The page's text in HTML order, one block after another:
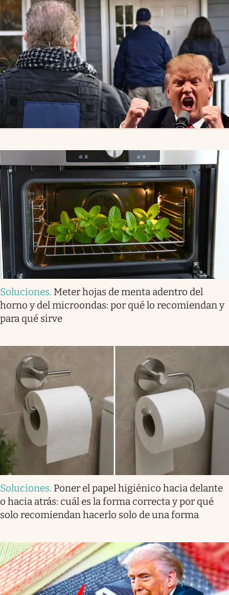
Soluciones. Meter hojas de menta adentro del
horno y del microondas: por qué lo recomiendan y
para qué sirve
Soluciones. Poner el papel higiénico hacia delante
o hacia atrás: cuál es la forma correcta y por qué
solo recomiendan hacerlo solo de una forma